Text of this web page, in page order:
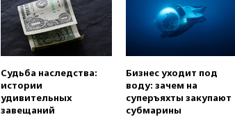
Судьба наследства:
истории
удивительных
завещаний
Бизнес уходит под
воду: зачем на
суперъяхты закупают
субмарины